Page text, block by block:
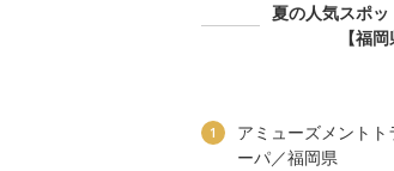
夏の人気スポ
【福岡
1
アミューズメント
ーパ／福岡県